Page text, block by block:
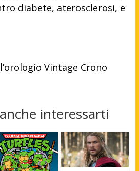
diabete, aterosclerosi, e
Vintage Crono
interessarti